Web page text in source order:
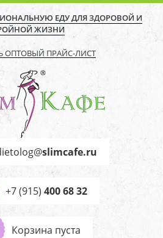
ЕДУ ДЛЯ ЗДОРОВОЙ И
ЖИЗНИ
ОПТОВЫЙ ПРАЙС-ЛИСТ
slimcafe.ru
+7 (915) 400 68 32
Корзина пуста